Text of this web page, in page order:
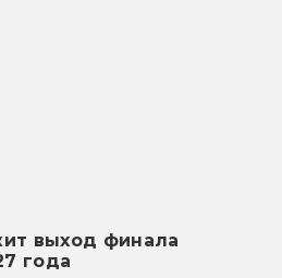
выход финала
года